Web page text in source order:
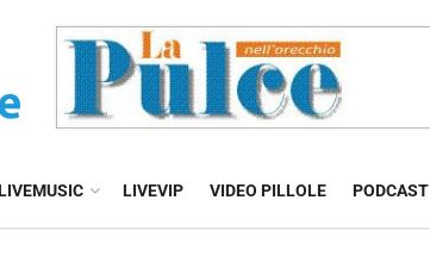
LIVEVIP VIDEO PILLOLE PODCAST